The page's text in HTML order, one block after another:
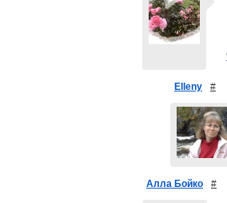
Elleny #
Алла Бойко #